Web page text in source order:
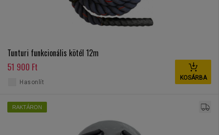
Tunturi funkcionális kötél 12m
51 900 Ft
KOSÁRBA
Hasonlít
RAKTÁRON